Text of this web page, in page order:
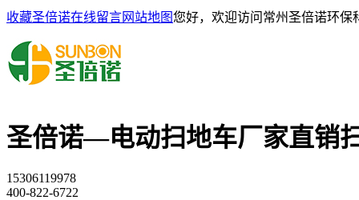
收藏圣倍诺在线留言网站地图您好，欢迎访问常州圣倍诺环保
圣倍诺—电动扫地车厂家直销
15306119978
400-822-6722